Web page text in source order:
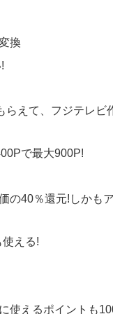
換
らえて、フジテレビ
で最大900P!
の40％還元!しかも
える!
使えるポイントも